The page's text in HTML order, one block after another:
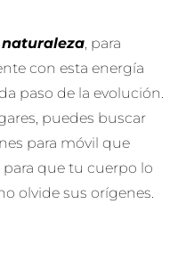
, para
con esta energía
paso de la evolución.
puedes buscar
para móvil que
que tu cuerpo lo
olvide sus orígenes.